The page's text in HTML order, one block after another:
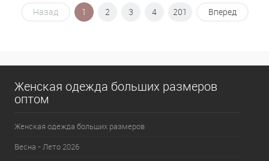
В корзину
Назад 1 2 3 4 201 Вперед
Женская одежда больших размеров
оптом
Женская одежда больших размеров
Весна - Лето 2026